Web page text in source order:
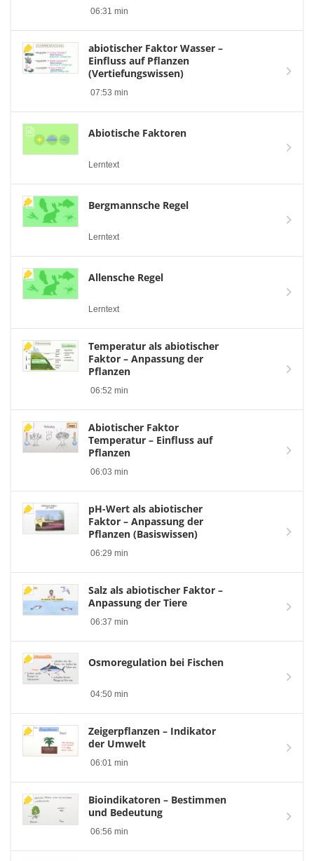
06:31 min
abiotischer Faktor Wasser –
Einfluss auf Pflanzen
(Vertiefungswissen)
07:53 min
Abiotische Faktoren
Lerntext
Bergmannsche Regel
Lerntext
Allensche Regel
Lerntext
Temperatur als abiotischer
Faktor – Anpassung der
Pflanzen
06:52 min
Abiotischer Faktor
Temperatur – Einfluss auf
Pflanzen
06:03 min
pH-Wert als abiotischer
Faktor – Anpassung der
Pflanzen (Basiswissen)
06:29 min
Salz als abiotischer Faktor –
Anpassung der Tiere
06:37 min
Osmoregulation bei Fischen
04:50 min
Zeigerpflanzen – Indikator
der Umwelt
06:01 min
Bioindikatoren – Bestimmen
und Bedeutung
06:56 min